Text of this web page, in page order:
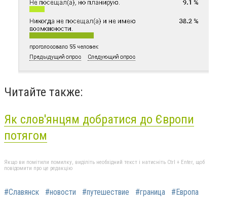
Читайте также:
Як слов'янцям добратися до Європи
потягом
Якщо ви помітили помилку, виділіть необхідний текст і натисніть Ctrl + Enter, щоб
повідомити про це редакцію
#Славянск #новости #путешествие #граница #Европа